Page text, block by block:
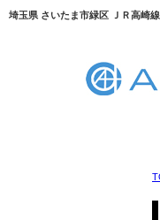
埼玉県 さいたま市緑区 ＪＲ高崎